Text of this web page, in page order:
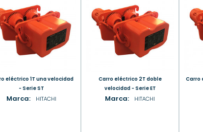
- Serie ST
Marca: HITACHI
Carro eléctrico 2T doble
velocidad - Serie ET
Marca: HITACHI
Carro eléctrico 3T una velocidad